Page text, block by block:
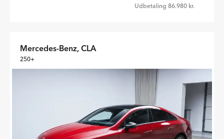
Udbetaling 86.980 kr.
Mercedes-Benz, CLA
250+